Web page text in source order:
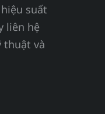
suất
liên hệ
thuật và